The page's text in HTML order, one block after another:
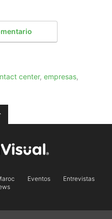
center, empresas,
Eventos
Entrevistas